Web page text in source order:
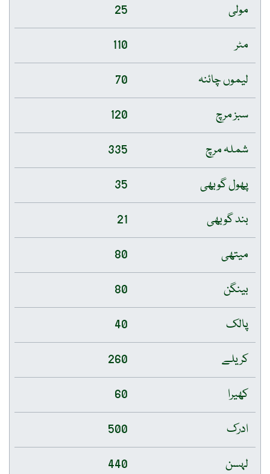
مولی
25
مٹر
110
لیموں چائنہ
70
سبز مرچ
120
شملہ مرچ
335
پھول گوبھی
35
بند گوبھی
21
میتھی
80
بینگن
80
پالک
40
کریلے
260
کھیرا
60
ادرک
500
لہسن
440